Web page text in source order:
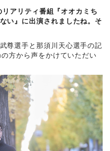
リティ番組『オオカミち
い』に出演されましたね。そ
尊選手と那須川天心選手の記
方から声をかけていただい